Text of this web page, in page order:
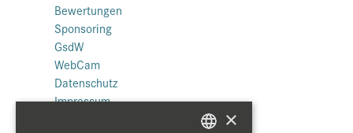
Bewertungen
Sponsoring
GsdW
WebCam
Datenschutz
Impressum
×